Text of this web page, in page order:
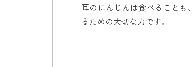
耳のにんじんは食べることも
るための大切な力です。